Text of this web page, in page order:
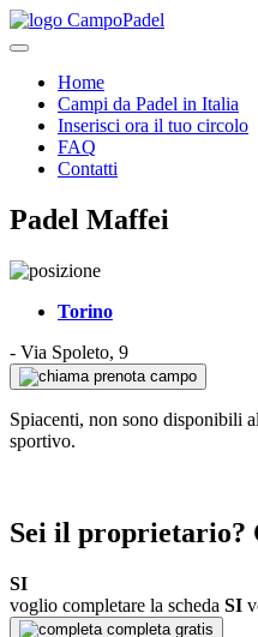
Home
Campi da Padel in Italia
Inserisci ora il tuo circolo
FAQ
Contatti
Padel Maffei
Torino
- Via Spoleto, 9
prenota campo
Spiacenti, non sono disponibili
sportivo.
Sei il proprietario?
SI
voglio completare la scheda SI
completa gratis